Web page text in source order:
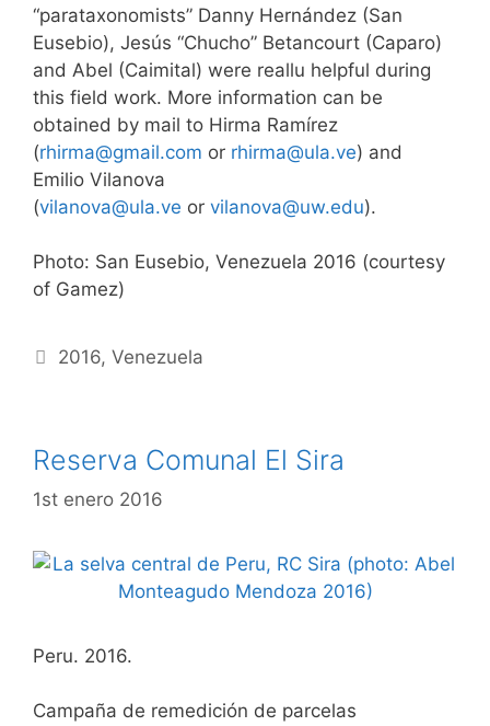
“parataxonomists” Danny Hernández (San
Eusebio), Jesús “Chucho” Betancourt (Caparo)
and Abel (Caimital) were reallu helpful during
this field work. More information can be
obtained by mail to Hirma Ramírez
(rhirma@gmail.com or rhirma@ula.ve) and
Emilio Vilanova
(vilanova@ula.ve or vilanova@uw.edu).
Photo: San Eusebio, Venezuela 2016 (courtesy
of Gamez)
Etiquetas
2016,Venezuela
Reserva Comunal El Sira
1st enero 2016
Peru. 2016.
Campaña de remedición de parcelas